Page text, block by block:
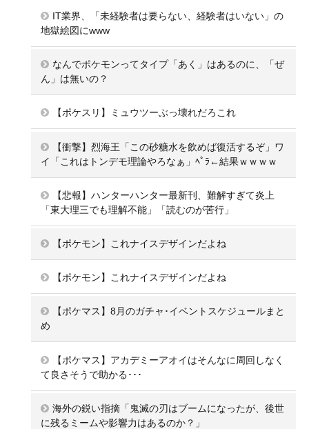
IT業界、「未経験者は要らない、経験者はいない」の
地獄絵図にwww
なんでポケモンってタイプ「あく」はあるのに、「ぜ
ん」は無いの？
【ポケスリ】ミュウツーぶっ壊れだろこれ
【衝撃】烈海王「この砂糖水を飲めば復活するぞ」ワ
イ「これはトンデモ理論やろなぁ」ﾍﾟﾗ←結果ｗｗｗｗ
【悲報】ハンターハンター最新刊、難解すぎて炎上
「東大理三でも理解不能」「読むのが苦行」
【ポケモン】これナイスデザインだよね
【ポケモン】これナイスデザインだよね
【ポケマス】8月のガチャ･イベントスケジュールまと
め
【ポケマス】アカデミーアオイはそんなに周回しなく
て良さそうで助かる･･･
海外の鋭い指摘「鬼滅の刃はブームになったが、後世
に残るミームや影響力はあるのか？」